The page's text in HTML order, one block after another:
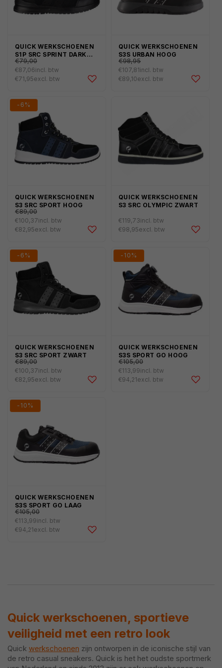
QUICK WERKSCHOENEN
S1P SRC SPRINT DARK
HOOG
Normale
prijs
€95,59
€79,00
Aanbiedingsprijs
€87,06incl. btw
€71,95excl. btw
QUICK WERKSCHOENEN
S3S URBAN HOOG
Normale
prijs
€119,73
€98,95
Aanbiedingsprijs
€107,81incl. btw
€89,10excl. btw
-6%
QUICK WERKSCHOENEN
S3 SRC SPORT HOOG
Normale
prijs
€107,69
€89,00
Aanbiedingsprijs
€100,37incl. btw
€82,95excl. btw
QUICK WERKSCHOENEN
S3 SRC OLYMPIC ZWART
Normale
prijs
€119,73incl. btw
€98,95excl. btw
-6%
QUICK WERKSCHOENEN
S3 SRC SPORT ZWART
Normale
prijs
€107,69
€89,00
Aanbiedingsprijs
€100,37incl. btw
€82,95excl. btw
-10%
QUICK WERKSCHOENEN
S3S SPORT GO HOOG
Normale
prijs
€127,05
€105,00
Aanbiedingsprijs
€113,99incl. btw
€94,21excl. btw
-10%
QUICK WERKSCHOENEN
S3S SPORT GO LAAG
Normale
prijs
€127,05
€105,00
Aanbiedingsprijs
€113,99incl. btw
€94,21excl. btw
Quick werkschoenen, sportieve
veiligheid met een retro look
Quick werkschoenen zijn ontworpen in de iconische stijl van
de retro casual sneakers. Quick is het het oudste sportmerk